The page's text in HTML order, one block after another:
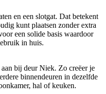
en een slotgat. Dat betekent
kunt plaatsen zonder extra
een solide basis waardoor
in huis.
bij deur Niek. Zo creëer je
binnendeuren in dezelfde
hal of keuken.